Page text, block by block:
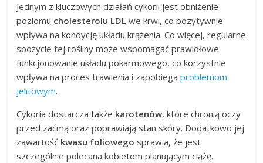
Jednym z kluczowych działań cykorii jest obniżenie
poziomu cholesterolu LDL we krwi, co pozytywnie
wpływa na kondycję układu krążenia. Co więcej, regularne
spożycie tej rośliny może wspomagać prawidłowe
funkcjonowanie układu pokarmowego, co korzystnie
wpływa na proces trawienia i zapobiegaproblemom
jelitowym.
Cykoria dostarcza także karotenów, które chronią oczy
przed zaćmą oraz poprawiają stan skóry. Dodatkowo jej
zawartość kwasu foliowego sprawia, że jest
szczególnie polecana kobietom planującym ciążę.